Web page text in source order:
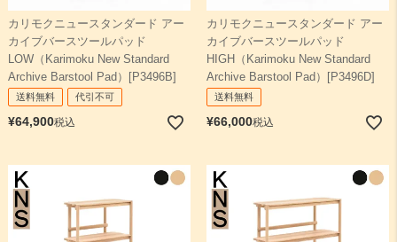
カリモクニュースタンダード アー
カイブバースツールパッド
LOW（Karimoku New Standard
Archive Barstool Pad）[P3496B]
送料無料 代引不可
¥64,900税込
カリモクニュースタンダード アー
カイブバースツールパッド
HIGH（Karimoku New Standard
Archive Barstool Pad）[P3496D]
送料無料
¥66,000税込